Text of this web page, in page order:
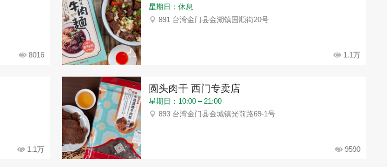
8016
星期日：休息
891 台湾金门县金湖镇国顺街20号
1.1万
1.1万
圆头肉干 西门专卖店
星期日：10:00 – 21:00
893 台湾金门县金城镇光前路69-1号
9590